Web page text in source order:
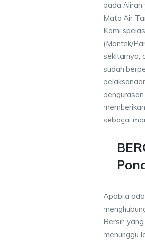
pada Aliran
Mata Air
Kami
(Mantek/
sekitarnya,
sudah
sebagai
Apabila
Bersih
menunggu